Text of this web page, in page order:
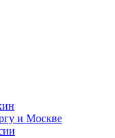
и Москве